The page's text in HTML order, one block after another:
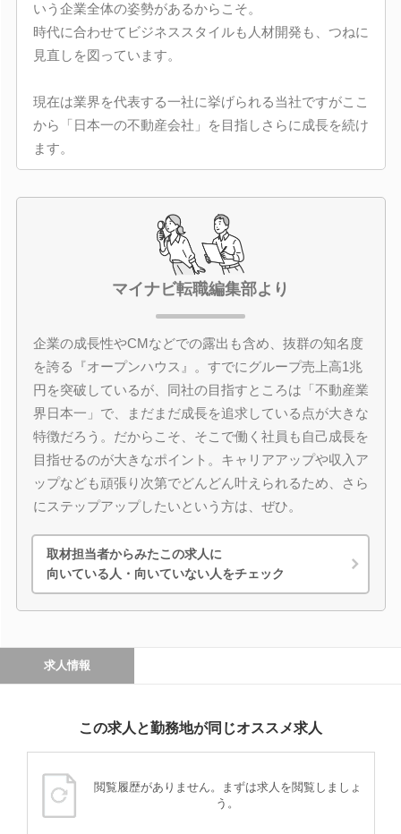
いう企業全体の姿勢があるからこそ。
時代に合わせてビジネススタイルも人材開発も、つねに
見直しを図っています。
現在は業界を代表する一社に挙げられる当社ですがここ
から「日本一の不動産会社」を目指しさらに成長を続け
ます。
マイナビ転職編集部より
企業の成長性やCMなどでの露出も含め、抜群の知名度
を誇る『オープンハウス』。すでにグループ売上高1兆
円を突破しているが、同社の目指すところは「不動産業
界日本一」で、まだまだ成長を追求している点が大きな
特徴だろう。だからこそ、そこで働く社員も自己成長を
目指せるのが大きなポイント。キャリアアップや収入ア
ップなども頑張り次第でどんどん叶えられるため、さら
にステップアップしたいという方は、ぜひ。
取材担当者からみたこの求人に
向いている人・向いていない人をチェック
求人情報
この求人と勤務地が同じオススメ求人
閲覧履歴がありません。まずは求人を閲覧しましょ
う。